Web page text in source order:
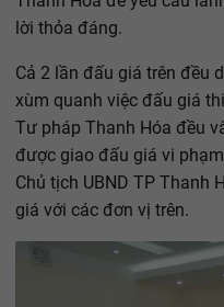
lời thỏa đáng.
Cả 2 lần đấu giá trên đều
xùm quanh việc đấu giá
Tư pháp Thanh Hóa đều
được giao đấu giá vi
Chủ tịch UBND TP Thanh
giá với các đơn vị trên.